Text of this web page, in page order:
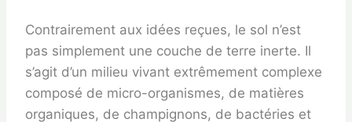
Contrairement aux idées reçues, le sol n’est
pas simplement une couche de terre inerte. Il
s’agit d’un milieu vivant extrêmement complexe
composé de micro-organismes, de matières
organiques, de champignons, de bactéries et